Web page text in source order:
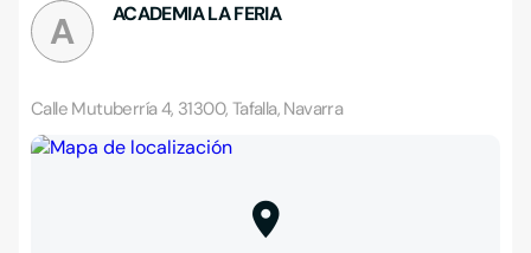
A ACADEMIA LA FERIA
Calle Mutuberría 4, 31300, Tafalla, Navarra